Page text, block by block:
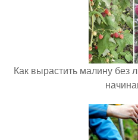
Как вырастить малину без